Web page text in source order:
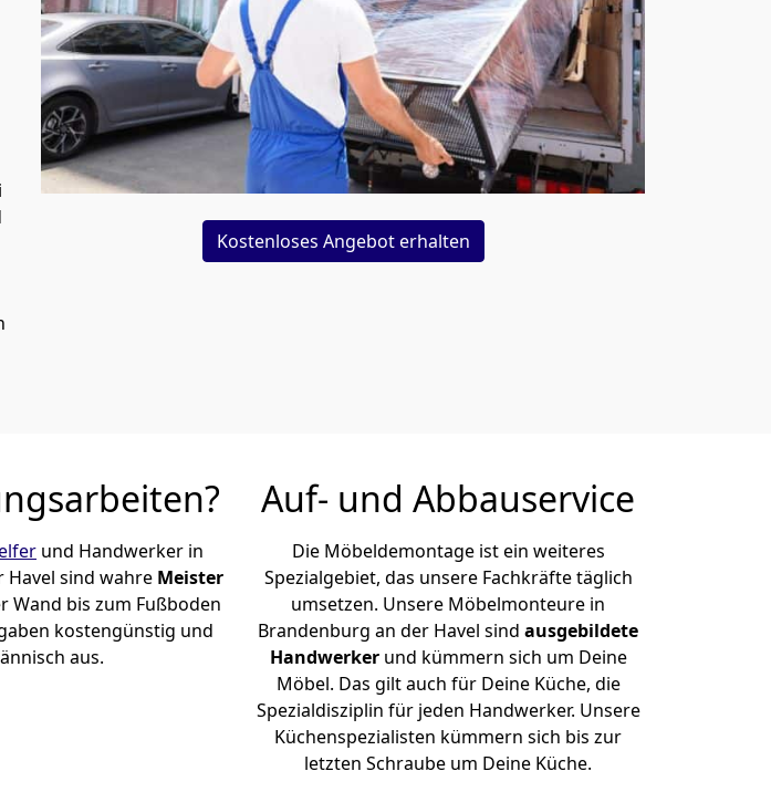
Kostenloses Angebot erhalten
und Handwerker in
Havel sind wahre Meister
Wand bis zum Fußboden
kostengünstig und
aus.
Auf- und Abbauservice
Die Möbeldemontage ist ein weiteres
Spezialgebiet, das unsere Fachkräfte täglich
umsetzen. Unsere Möbelmonteure in
Brandenburg an der Havel sind ausgebildete
Handwerker und kümmern sich um Deine
Möbel. Das gilt auch für Deine Küche, die
Spezialdisziplin für jeden Handwerker. Unsere
Küchenspezialisten kümmern sich bis zur
letzten Schraube um Deine Küche.